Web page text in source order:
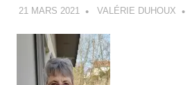
21 MARS 2021 VALÉRIE DUHOUX